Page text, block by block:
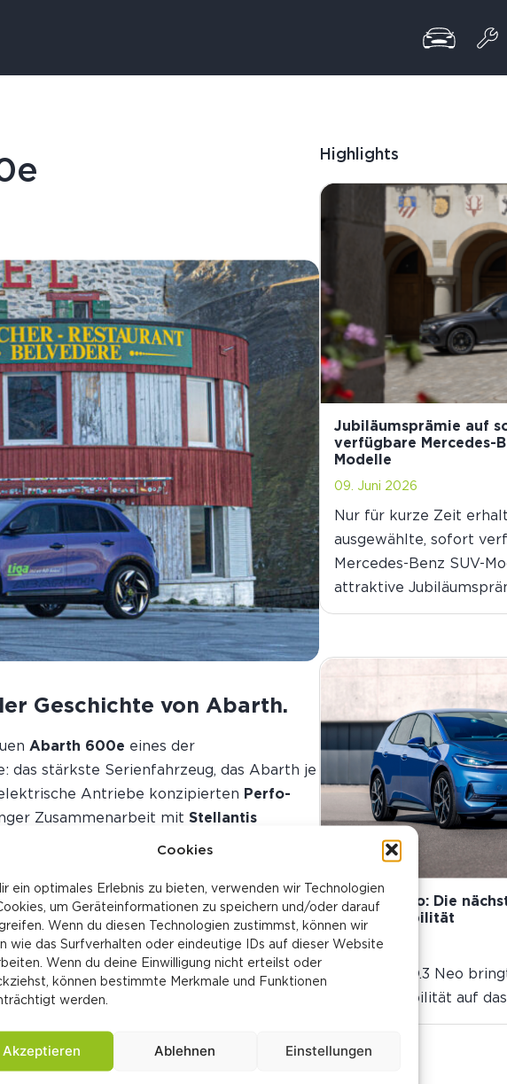
Cookies
ein optimales Erlebnis zu bieten, verwenden wir Technologien
um Geräteinformationen zu speichern und/oder darauf
Wenn du diesen Technologien zustimmst, können wir
wie das Surfverhalten oder eindeutige IDs auf dieser Website
Wenn du deine Einwilligung nicht erteilst oder
können bestimmte Merkmale und Funktionen
werden.
Akzeptieren Ablehnen Einstellungen
Geschichte von Abarth.
Abarth 600e eines der
stärkste Serien­fahrzeug, das Abarth je
Antriebe konzipierten Perfo-
Zusammenarbeit mitStellantis
h
breitem Auftritt
PROBE FAHREN
Highlights
Jubiläumsprämie auf
verfügbare Mercedes-
Modelle
09. Juni 2026
Nur für kurze Zeit
ausgewählte, sofort
Mercedes-Benz SUV-
attraktive
VW ID.3 Neo: Die
Elektromobilität
06. Mai 2026
Der neue ID.3 Neo
Elektromobilität auf